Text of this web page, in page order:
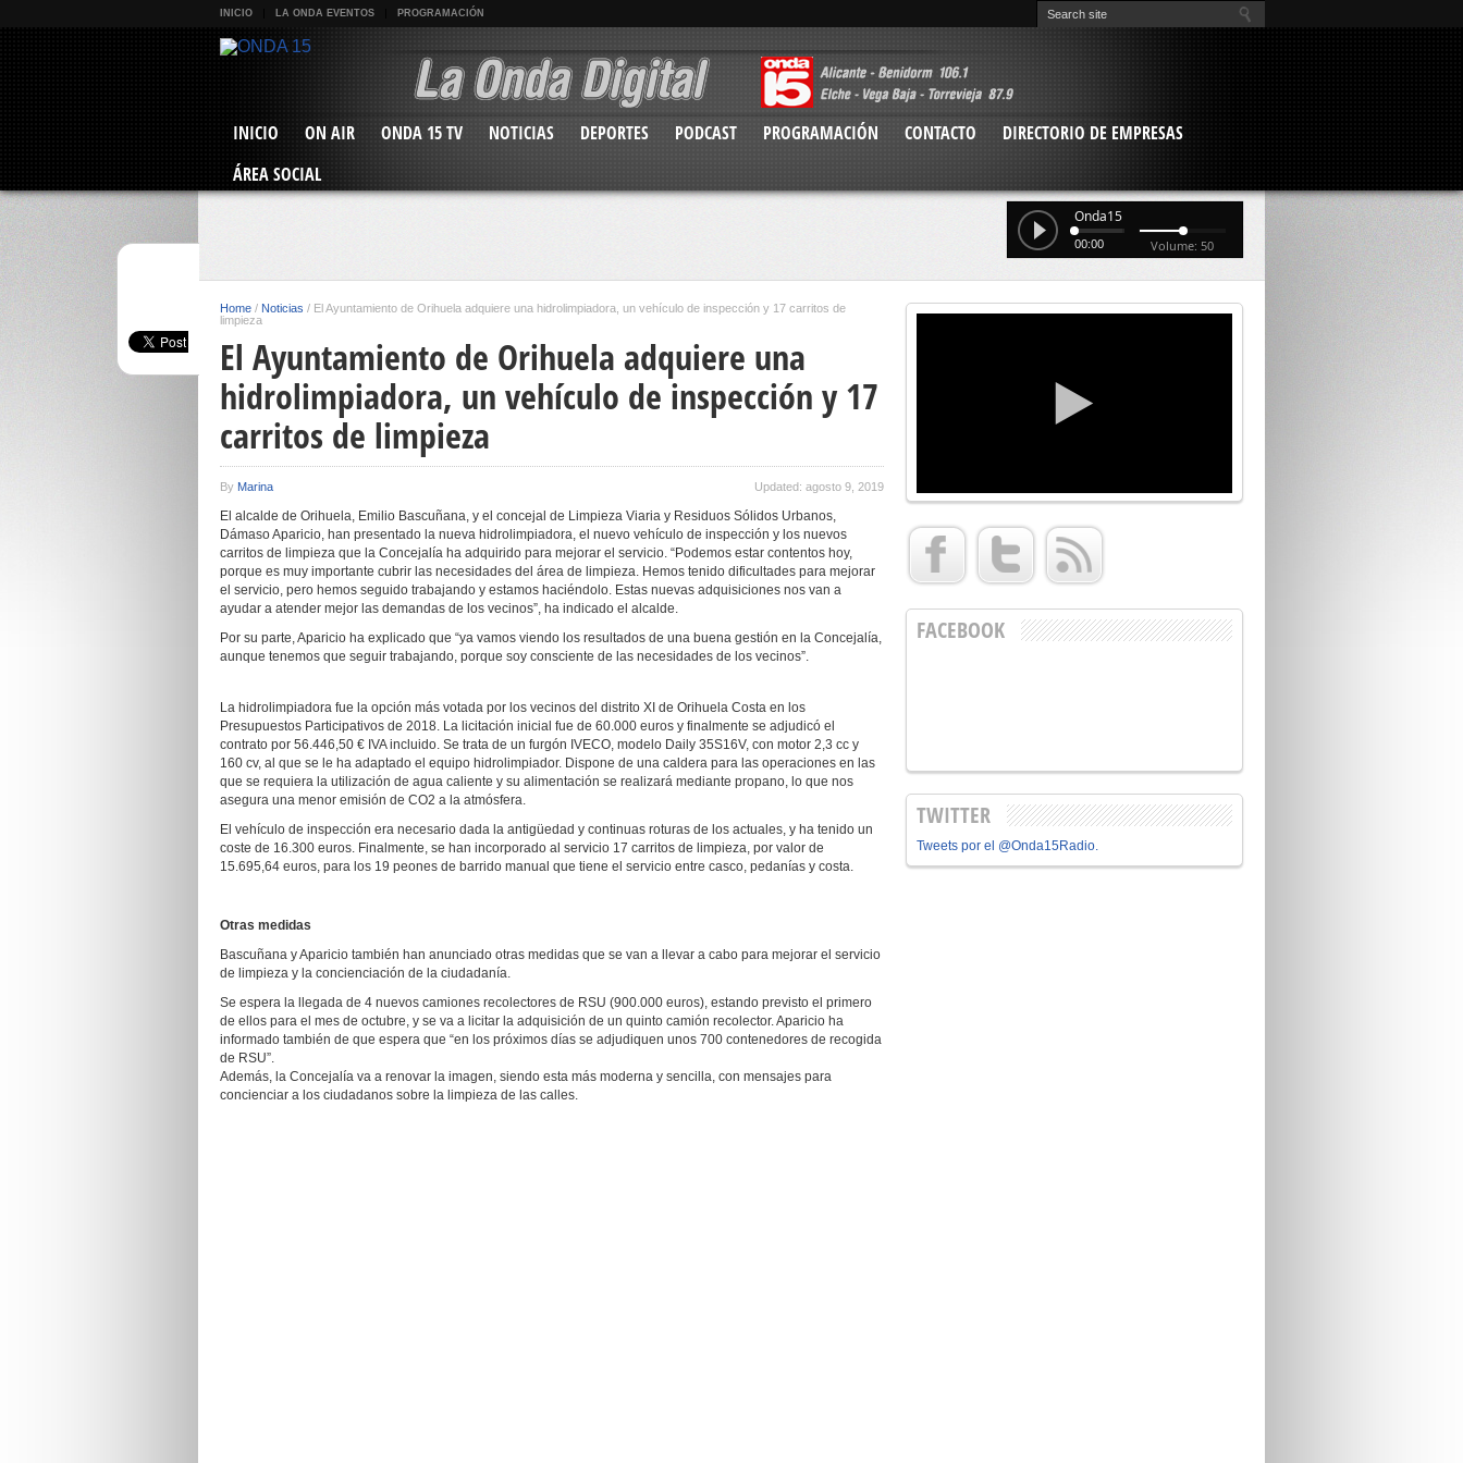
INICIO LA ONDA EVENTOS PROGRAMACIÓN
INICIO ON AIR ONDA 15 TV NOTICIAS DEPORTES PODCAST PROGRAMACIÓN CONTACTO
DIRECTORIO DE EMPRESAS
ÁREA SOCIAL
Onda15
00:00 Volume: 50
Home / Noticias / El Ayuntamiento de Orihuela adquiere una hidrolimpiadora, un vehículo de inspección y 17 carritos de
limpieza
El Ayuntamiento de Orihuela adquiere una
hidrolimpiadora, un vehículo de inspección y 17
carritos de limpieza
By Marina Updated: agosto 9, 2019
El alcalde de Orihuela, Emilio Bascuñana, y el concejal de Limpieza Viaria y Residuos Sólidos Urbanos,
Dámaso Aparicio, han presentado la nueva hidrolimpiadora, el nuevo vehículo de inspección y los nuevos
carritos de limpieza que la Concejalía ha adquirido para mejorar el servicio. “Podemos estar contentos hoy,
porque es muy importante cubrir las necesidades del área de limpieza. Hemos tenido dificultades para mejorar
el servicio, pero hemos seguido trabajando y estamos haciéndolo. Estas nuevas adquisiciones nos van a
ayudar a atender mejor las demandas de los vecinos”, ha indicado el alcalde.
Por su parte, Aparicio ha explicado que “ya vamos viendo los resultados de una buena gestión en la Concejalía,
aunque tenemos que seguir trabajando, porque soy consciente de las necesidades de los vecinos”.
La hidrolimpiadora fue la opción más votada por los vecinos del distrito XI de Orihuela Costa en los
Presupuestos Participativos de 2018. La licitación inicial fue de 60.000 euros y finalmente se adjudicó el
contrato por 56.446,50 € IVA incluido. Se trata de un furgón IVECO, modelo Daily 35S16V, con motor 2,3 cc y
160 cv, al que se le ha adaptado el equipo hidrolimpiador. Dispone de una caldera para las operaciones en las
que se requiera la utilización de agua caliente y su alimentación se realizará mediante propano, lo que nos
asegura una menor emisión de CO2 a la atmósfera.
El vehículo de inspección era necesario dada la antigüedad y continuas roturas de los actuales, y ha tenido un
coste de 16.300 euros. Finalmente, se han incorporado al servicio 17 carritos de limpieza, por valor de
15.695,64 euros, para los 19 peones de barrido manual que tiene el servicio entre casco, pedanías y costa.
Otras medidas
Bascuñana y Aparicio también han anunciado otras medidas que se van a llevar a cabo para mejorar el servicio
de limpieza y la concienciación de la ciudadanía.
Se espera la llegada de 4 nuevos camiones recolectores de RSU (900.000 euros), estando previsto el primero
de ellos para el mes de octubre, y se va a licitar la adquisición de un quinto camión recolector. Aparicio ha
informado también de que espera que “en los próximos días se adjudiquen unos 700 contenedores de recogida
de RSU”.
Además, la Concejalía va a renovar la imagen, siendo esta más moderna y sencilla, con mensajes para
concienciar a los ciudadanos sobre la limpieza de las calles.
FACEBOOK
TWITTER
Tweets por el @Onda15Radio.